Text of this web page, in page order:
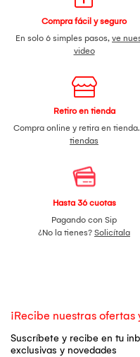
Compra fácil y seguro
En solo 6 simples pasos, ve
video
Retiro en tienda
Compra online y retira en tienda.
tiendas
Hasta 36 cuotas
Pagando con Sip
¿No la tienes? Solicítala
¡Recibe nuestras ofertas
Suscríbete y recibe en tu
exclusivas y novedades